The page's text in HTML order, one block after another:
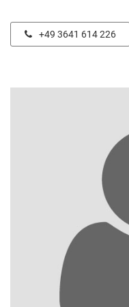
+49 3641 614 226